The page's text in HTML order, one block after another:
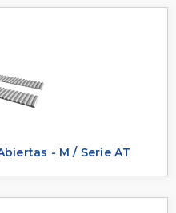
- M / Serie AT